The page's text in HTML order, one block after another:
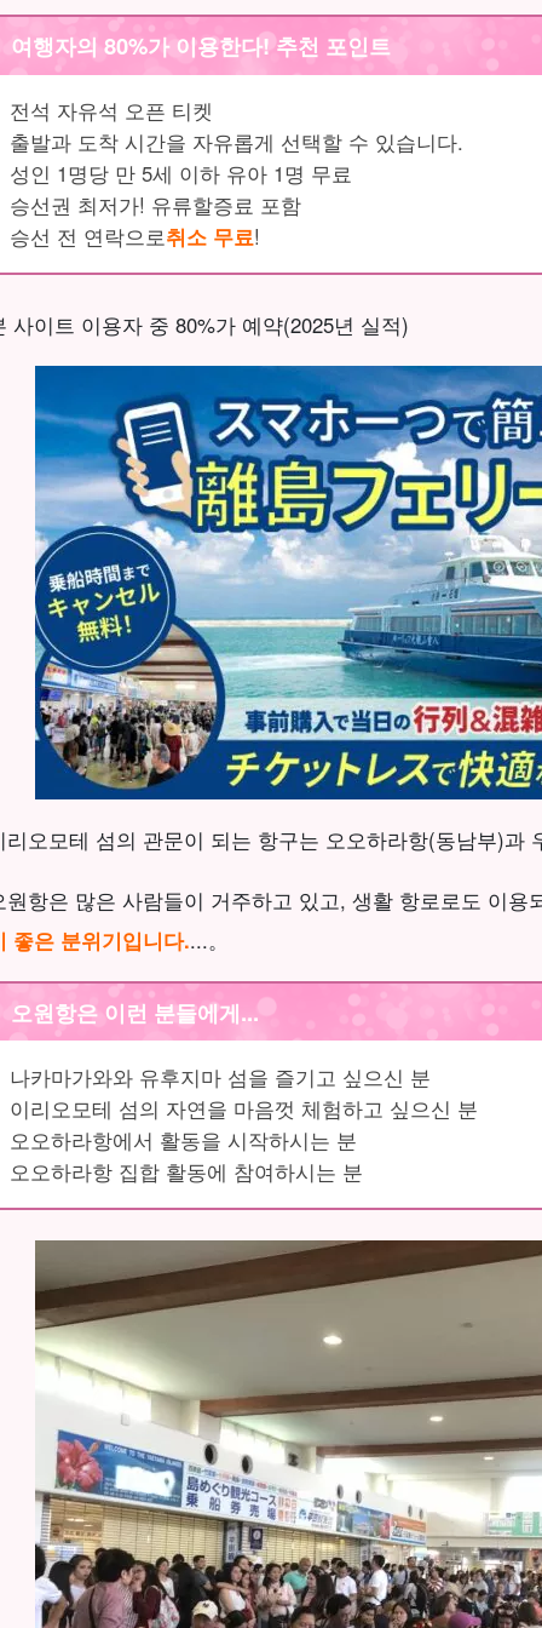
여행자의 80%가 이용한다! 추천 포인트
전석 자유석 오픈 티켓
출발과 도착 시간을 자유롭게 선택할 수 있습니다.
성인 1명당 만 5세 이하 유아 1명 무료
승선권 최저가! 유류할증료 포함
승선 전 연락으로취소 무료!
사이트 이용자 중 80%가 예약(2025년 실적)
리오모테 섬의 관문이 되는 항구는 오오하라항(동남부)과
원항은 많은 사람들이 거주하고 있고, 생활 항로로도 이용
좋은 분위기입니다....。
오원항은 이런 분들에게...
나카마가와와 유후지마 섬을 즐기고 싶으신 분
이리오모테 섬의 자연을 마음껏 체험하고 싶으신 분
오오하라항에서 활동을 시작하시는 분
오오하라항 집합 활동에 참여하시는 분